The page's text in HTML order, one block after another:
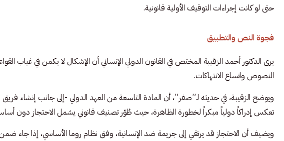
حتى لو كانت إجراءات التوقيف الأولية قانونية.
فجوة النص والتطبيق
يرى الدكتور أحمد الزقيبة المختص في القانون الدولي الإنساني أن الإشكال لا يكمن في غياب
النصوص واتساع الانتهاكات.
تعكس إدراكاً دولياً مبكراً لخطورة الظاهرة، حيث طُوّر تصنيف قانوني يشمل الاحتجاز دون أساس
ويضيف أن الاحتجاز قد يرتقي إلى جريمة ضد الإنسانية، وفق نظام روما الأساسي، إذا